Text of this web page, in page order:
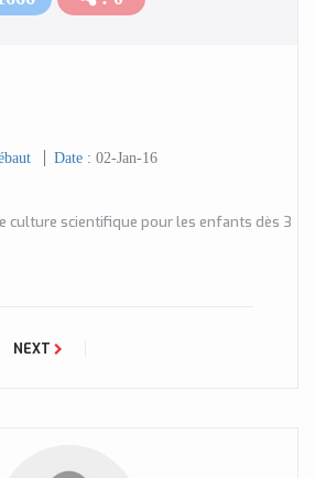
Date : 02-Jan-16
culture scientifique pour les enfants dès 3
NEXT